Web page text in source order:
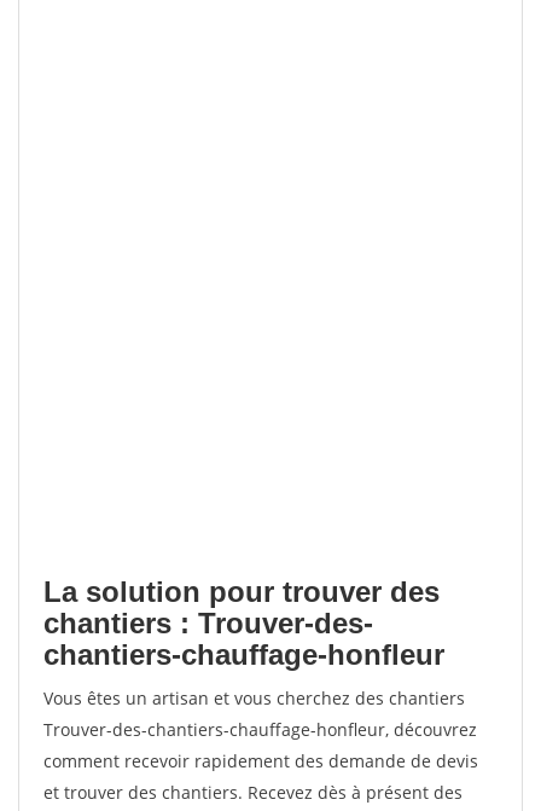
La solution pour trouver des
chantiers : Trouver-des-
chantiers-chauffage-honfleur
Vous êtes un artisan et vous cherchez des chantiers
Trouver-des-chantiers-chauffage-honfleur, découvrez
comment recevoir rapidement des demande de devis
et trouver des chantiers. Recevez dès à présent des